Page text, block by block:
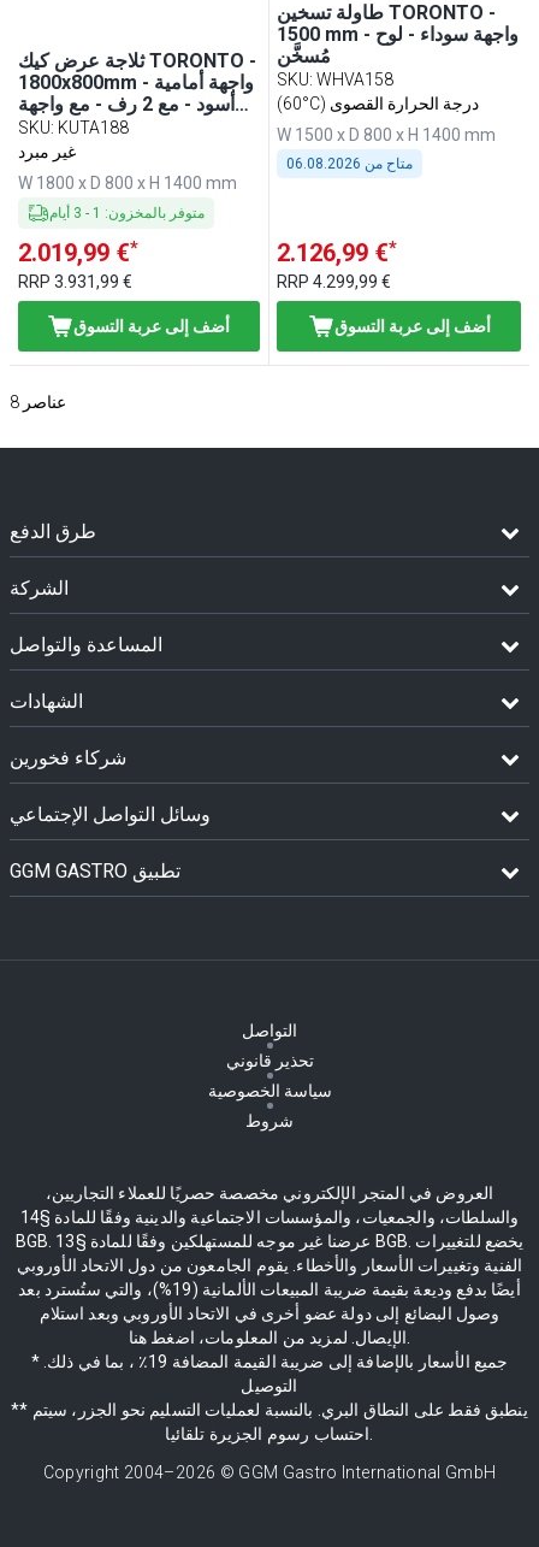
ثلاجة عرض كيك TORONTO -
1800x800mm - واجهة أمامية
أسود - مع 2 رف - مع واجهة
زجاجية - زجاج مزدوج - لوح
عمل من الغرانيت الأسود
SKU: KUTA188
غير مبرد
W 1800 x D 800 x H 1400 mm
متوفر بالمخزون:
1
-
3 أيام
2.019,99 €*
RRP 3.931,99 €
أضف إلى عربة التسوق
طاولة تسخين TORONTO -
1500 mm - واجهة سوداء - لوح
مُسخَّن
SKU:WHVA158
(60°C) درجة الحرارة القصوى
W 1500 x D 800 x H 1400 mm
متاح من 06.08.2026
2.126,99 €*
RRP4.299,99 €
أضف إلى عربة التسوق
8 عناصر
طرق الدفع
الشركة
المساعدة والتواصل
الشهادات
شركاء فخورين
وسائل التواصل الإجتماعي
GGM GASTRO تطبيق
التواصل
تحذير قانوني
سياسة الخصوصية
شروط
العروض في المتجر الإلكتروني مخصصة حصريًا للعملاء التجاريين،
والسلطات، والجمعيات، والمؤسسات الاجتماعية والدينية وفقًا للمادة §14
BGB. عرضنا غير موجه للمستهلكين وفقًا للمادة §13 BGB. يخضع للتغييرات
الفنية وتغييرات الأسعار والأخطاء. يقوم الجامعون من دول الاتحاد الأوروبي
أيضًا بدفع وديعة بقيمة ضريبة المبيعات الألمانية (19%)، والتي ستُسترد بعد
وصول البضائع إلى دولة عضو أخرى في الاتحاد الأوروبي وبعد استلام
* جميع الأسعار بالإضافة إلى ضريبة القيمة المضافة 19٪ ، بما في ذلك.
التوصيل
** ينطبق فقط على النطاق البري. بالنسبة لعمليات التسليم نحو الجزر، سيتم
Copyright 2004–2026 © GGM Gastro International GmbH